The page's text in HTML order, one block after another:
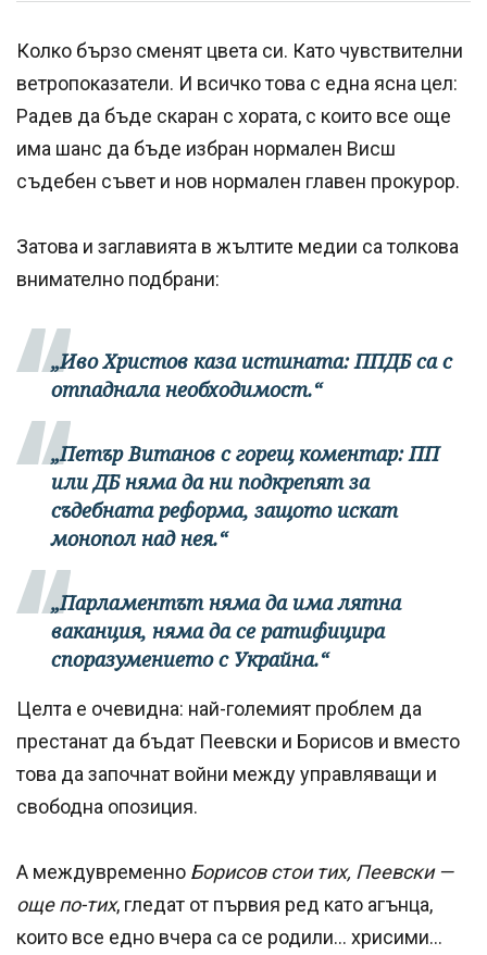
Колко бързо сменят цвета си. Като чувствителни
ветропоказатели. И всичко това с една ясна цел:
Радев да бъде скаран с хората, с които все още
има шанс да бъде избран нормален Висш
съдебен съвет и нов нормален главен прокурор.
Затова и заглавията в жълтите медии са толкова
внимателно подбрани:
„Иво Христов каза истината: ППДБ са с
отпаднала необходимост.“
„Петър Витанов с горещ коментар: ПП
или ДБ няма да ни подкрепят за
съдебната реформа, защото искат
монопол над нея.“
„Парламентът няма да има лятна
ваканция, няма да се ратифицира
споразумението с Украйна.“
Целта е очевидна: най-големият проблем да
престанат да бъдат Пеевски и Борисов и вместо
това да започнат войни между управляващи и
свободна опозиция.
А междувременно Борисов стои тих, Пеевски —
още по-тих, гледат от първия ред като агънца,
които все едно вчера са се родили… хрисими…